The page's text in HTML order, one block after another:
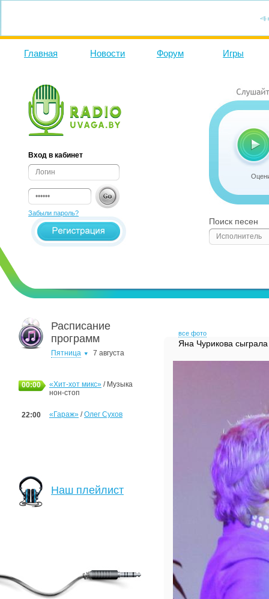
Главная Новости Форум Игры
Вход в кабинет
Забыли пароль?
Расписание
программ
Пятница 7 августа
00:00 «Хит-хот микс» / Музыка
нон-стоп
22:00 «Гараж» /Олег Сухов
Наш плейлист
Поиск песен
все фото
Яна Чурикова